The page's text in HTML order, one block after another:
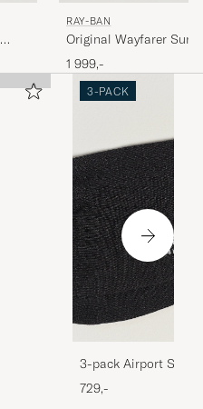
RAY-BAN
Original Wayfarer
Tortoise/Crystal Green
1 999,-
3-PACK
3-pack Airport
Melange
729,-